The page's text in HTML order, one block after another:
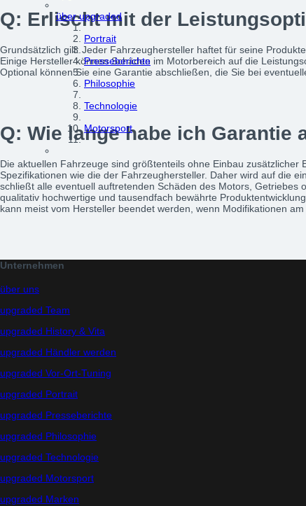
über upgraded
Portrait
Presseberichte
Philosophie
Technologie
Motorsport
Q: Erlischt mit der
Grundsätzlich gilt: Jeder Fahrzeughersteller haftet für seine
Einige Hersteller können Schäden im Motorbereich auf die
Optional können Sie eine Garantie abschließen, die Sie bei
Q: Wie lange habe ich
Die aktuellen Fahrzeuge sind größtenteils ohne Einbau
Spezifikationen wie die der Fahrzeughersteller. Daher wird auf die
schließt alle eventuell auftretenden Schäden des Motors,
qualitativ hochwertige und tausendfach bewährte
kann meist vom Hersteller beendet werden, wenn Modifikationen
upgraded Automotive Group
upgraded Automotive Group - das Original aus Lindau am
Straße:
Lange Straße 51
Unternehmen
über uns
upgraded Team
upgraded History & Vita
upgraded Händler werden
upgraded Vor-Ort-Tuning
upgraded Portrait
upgraded Presseberichte
upgraded Philosophie
upgraded Technologie
upgraded Motorsport
upgraded Marken